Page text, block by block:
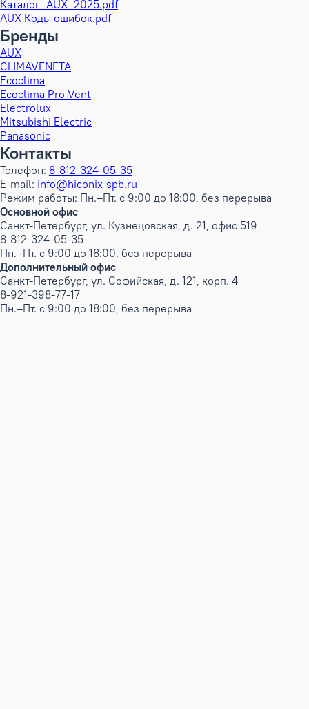
Каталог_AUX_2025.pdf
AUX Коды ошибок.pdf
Бренды
AUX
CLIMAVENETA
Ecoclima
Ecoclima Pro Vent
Electrolux
Mitsubishi Electric
Panasonic
Контакты
Телефон: 8-812-324-05-35
E-mail: info@hiconix-spb.ru
Режим работы: Пн.–Пт. с 9:00 до 18:00, без перерыва
Основной офис
Санкт-Петербург, ул. Кузнецовская, д. 21, офис 519
8-812-324-05-35
Пн.–Пт. с 9:00 до 18:00, без перерыва
Дополнительный офис
Санкт-Петербург, ул. Софийская, д. 121, корп. 4
8-921-398-77-17
Пн.–Пт. с 9:00 до 18:00, без перерыва